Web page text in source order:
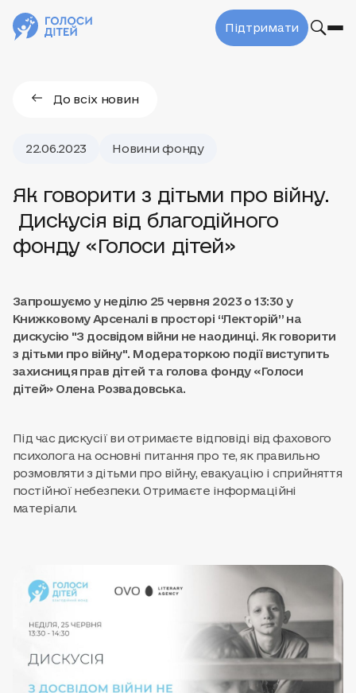
Підтримати
До всіх новин
22.06.2023 Новини фонду
Як говорити з дітьми про війну.
Дискусія від благодійного
фонду «Голоси дітей»
Запрошуємо у неділю 25 червня 2023 о 13:30 у
Книжковому Арсеналі в просторі “Лекторій” на
дискусію "З досвідом війни не наодинці. Як говорити
з дітьми про війну". Модераторкою події виступить
захисниця прав дітей та голова фонду «Голоси
дітей» Олена Розвадовська.
Під час дискусії ви отримаєте відповіді від фахового
психолога на основні питання про те, як правильно
розмовляти з дітьми про війну, евакуацію і сприйняття
постійної небезпеки. Отримаєте інформаційні
матеріали.